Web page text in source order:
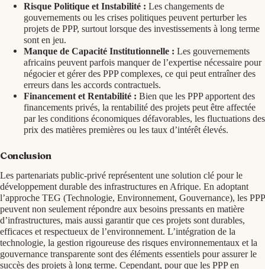
Risque Politique et Instabilité : Les changements de
gouvernements ou les crises politiques peuvent perturber les
projets de PPP, surtout lorsque des investissements à long terme
sont en jeu.
Manque de Capacité Institutionnelle : Les gouvernements
africains peuvent parfois manquer de l’expertise nécessaire pour
négocier et gérer des PPP complexes, ce qui peut entraîner des
erreurs dans les accords contractuels.
Financement et Rentabilité : Bien que les PPP apportent des
financements privés, la rentabilité des projets peut être affectée
par les conditions économiques défavorables, les fluctuations des
prix des matières premières ou les taux d’intérêt élevés.
Conclusion
Les partenariats public-privé représentent une solution clé pour le
développement durable des infrastructures en Afrique. En adoptant
l’approche TEG (Technologie, Environnement, Gouvernance), les PPP
peuvent non seulement répondre aux besoins pressants en matière
d’infrastructures, mais aussi garantir que ces projets sont durables,
efficaces et respectueux de l’environnement. L’intégration de la
technologie, la gestion rigoureuse des risques environnementaux et la
gouvernance transparente sont des éléments essentiels pour assurer le
succès des projets à long terme. Cependant, pour que les PPP en